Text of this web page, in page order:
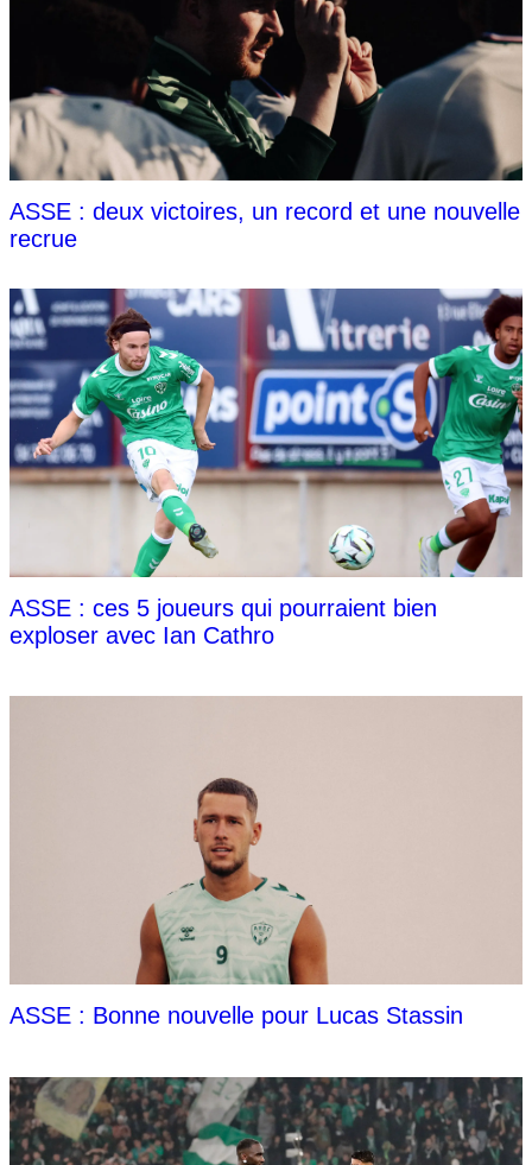
ASSE : deux victoires, un record et une nouvelle
recrue
ASSE : ces 5 joueurs qui pourraient bien
exploser avec Ian Cathro
ASSE : Bonne nouvelle pour Lucas Stassin